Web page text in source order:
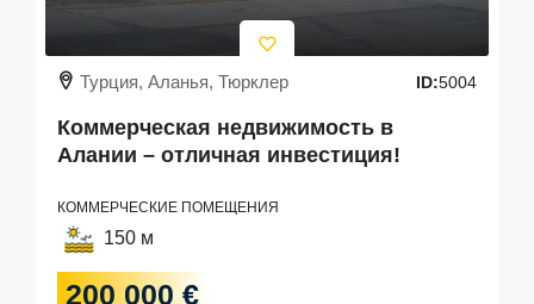
Турция, Аланья, Тюрклер ID:5004
Коммерческая недвижимость в
Алании – отличная инвестиция!
КОММЕРЧЕСКИЕ ПОМЕЩЕНИЯ
150 м
200 000 €